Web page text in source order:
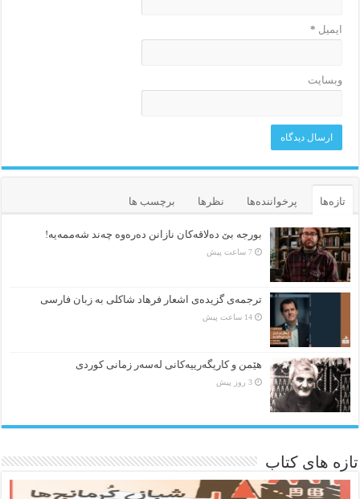
ایمیل *
وبسایت
تازه‌ها پرخواننده‌ها نظرها برچسب ها
بورجە بێ دەلاقەکان نازانن دەرەوە چەند شەممەیە!
7 ساعت پیش
ترجمه‌ی گزیده‌‌ی اشعار فرهاد شاکلی به زبان فارسی
14 ساعت پیش
هێمن و كاریگەرییەكانی لەسەر زمانی كوردی
3 روز پیش
تازه های کتاب